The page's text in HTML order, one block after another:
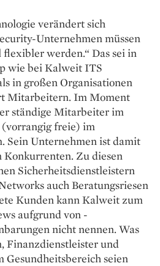
verändert sich
Unternehmen müssen
flexibler werden.“ Das sei in
wie bei Kalweit ITS
in großen Organisa­tionen
Mitarbeitern. Im Moment
ständige Mitarbeiter im
freie) im
Sein Unternehmen ist damit
Konkurrenten. Zu diesen
Sicherheitsdienstleistern
auch Beratungsriesen
Kunden kann Kalweit zum
aufgrund von
nicht nennen. Was
Finanzdienstleister und
Gesundheitsbereich ­seien